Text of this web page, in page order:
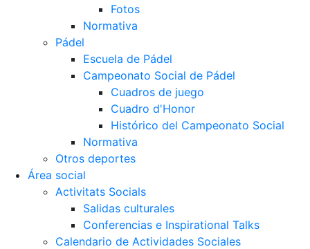
Fotos
Normativa
Pádel
Escuela de Pádel
Campeonato Social de Pádel
Cuadros de juego
Cuadro d'Honor
Histórico del Campeonato Social
Normativa
Otros deportes
Área social
Activitats Socials
Salidas culturales
Conferencias e Inspirational Talks
Calendario de Actividades Sociales